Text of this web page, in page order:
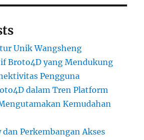
Unik Wangsheng
Broto4D yang Mendukung
Pengguna
dalam Tren Platform
Kemudahan
dan Perkembangan Akses